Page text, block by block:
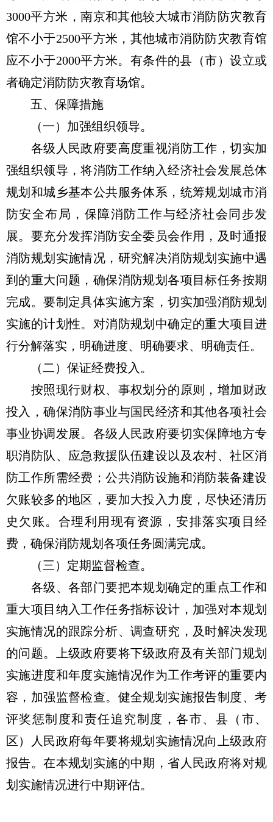
3000平方米，南京和其他较大城市消防防灾教育
馆不小于2500平方米，其他城市消防防灾教育馆
应不小于2000平方米。有条件的县（市）设立或
者确定消防防灾教育场馆。
五、保障措施
（一）加强组织领导。
各级人民政府要高度重视消防工作，切实加
强组织领导，将消防工作纳入经济社会发展总体
规划和城乡基本公共服务体系，统筹规划城市消
防安全布局，保障消防工作与经济社会同步发
展。要充分发挥消防安全委员会作用，及时通报
消防规划实施情况，研究解决消防规划实施中遇
到的重大问题，确保消防规划各项目标任务按期
完成。要制定具体实施方案，切实加强消防规划
实施的计划性。对消防规划中确定的重大项目进
行分解落实，明确进度、明确要求、明确责任。
（二）保证经费投入。
按照现行财权、事权划分的原则，增加财政
投入，确保消防事业与国民经济和其他各项社会
事业协调发展。各级人民政府要切实保障地方专
职消防队、应急救援队伍建设以及农村、社区消
防工作所需经费；公共消防设施和消防装备建设
欠账较多的地区，要加大投入力度，尽快还清历
史欠账。合理利用现有资源，安排落实项目经
费，确保消防规划各项任务圆满完成。
（三）定期监督检查。
各级、各部门要把本规划确定的重点工作和
重大项目纳入工作任务指标设计，加强对本规划
实施情况的跟踪分析、调查研究，及时解决发现
的问题。上级政府要将下级政府及有关部门规划
实施进度和年度实施情况作为工作考评的重要内
容，加强监督检查。健全规划实施报告制度、考
评奖惩制度和责任追究制度，各市、县（市、
区）人民政府每年要将规划实施情况向上级政府
报告。在本规划实施的中期，省人民政府将对规
划实施情况进行中期评估。